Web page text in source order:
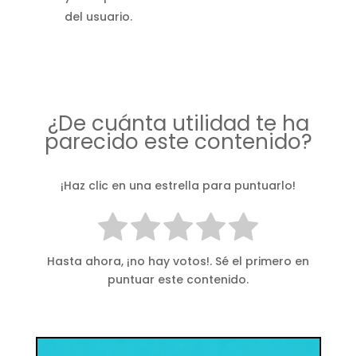
del usuario.
¿De cuánta utilidad te ha
parecido este contenido?
¡Haz clic en una estrella para puntuarlo!
Hasta ahora, ¡no hay votos!. Sé el primero en
puntuar este contenido.